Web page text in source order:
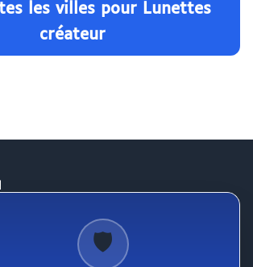
les villes pour Lunettes
créateur
?
🛡️